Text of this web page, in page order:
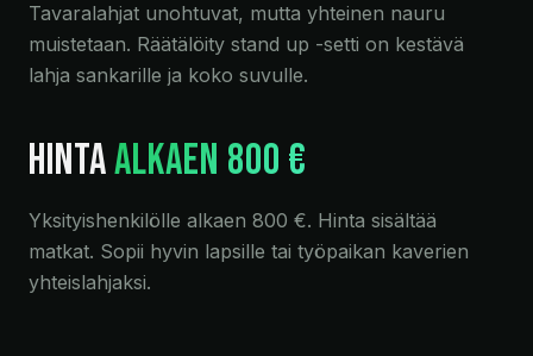
Tavaralahjat unohtuvat, mutta yhteinen nauru
muistetaan. Räätälöity stand up -setti on kestävä
lahja sankarille ja koko suvulle.
HINTAALKAEN 800 €
Yksityishenkilölle alkaen 800 €. Hinta sisältää
matkat. Sopii hyvin lapsille tai työpaikan kaverien
yhteislahjaksi.